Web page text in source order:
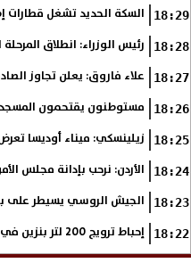
18:29 السكة الحديد تشغل قطارات
18:28 رئيس الوزراء: انطلاق
18:27 علاء فاروق: يعلن تجاوز الصادرات
18:26 مستوطنون يقتحمون المسجد
18:25 زيلينسكي: ميناء أوديسا
18:24 الأردن: نرحب بإدانة مجلس
18:23 الجيش الروسي يسيطر على
18:22 إحباط ترويج 200 لتر بنزين في السوق السوداء بـ 6 أكتوبر